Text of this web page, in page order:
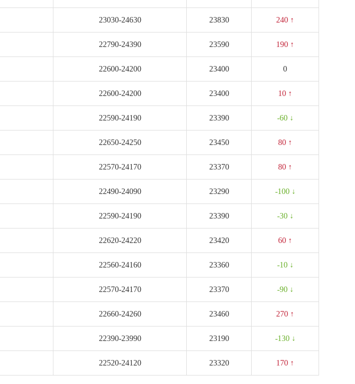
23030-24630 23830 240 ↑
22790-24390 23590 190 ↑
22600-24200 23400 0
22600-24200 23400 10 ↑
22590-24190 23390 -60 ↓
22650-24250 23450 80 ↑
22570-24170 23370 80 ↑
22490-24090 23290 -100 ↓
22590-24190 23390 -30 ↓
22620-24220 23420 60 ↑
22560-24160 23360 -10 ↓
22570-24170 23370 -90 ↓
22660-24260 23460 270 ↑
22390-23990 23190 -130 ↓
22520-24120 23320 170 ↑